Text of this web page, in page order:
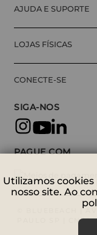
AJUDA E SUPORTE
LOJAS FÍSICAS
CONECTE-SE
SIGA-NOS
PAGUE COM
© BLUEBEACH |
PAULO SP |
Utilizamos
nosso site. Ao